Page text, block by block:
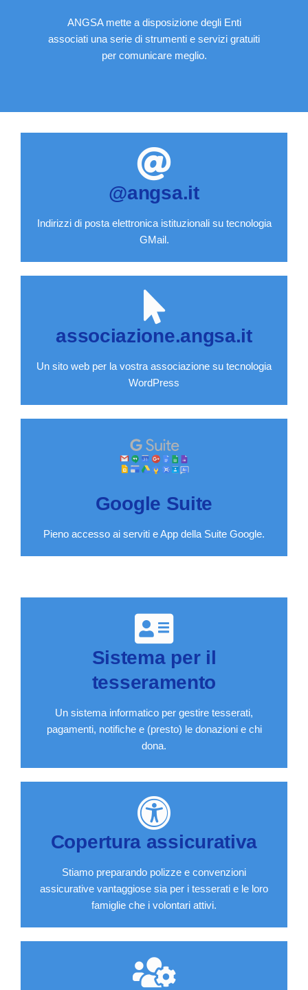
ANGSA mette a disposizione degli Enti
associati una serie di strumenti e servizi gratuiti
per comunicare meglio.
@angsa.it
Indirizzi di posta elettronica istituzionali su tecnologia
GMail.
associazione.angsa.it
Un sito web per la vostra associazione su tecnologia
WordPress
Google Suite
Pieno accesso ai serviti e App della Suite Google.
Sistema per il
tesseramento
Un sistema informatico per gestire tesserati,
pagamenti, notifiche e (presto) le donazioni e chi
dona.
Copertura assicurativa
Stiamo preparando polizze e convenzioni
assicurative vantaggiose sia per i tesserati e le loro
famiglie che i volontari attivi.